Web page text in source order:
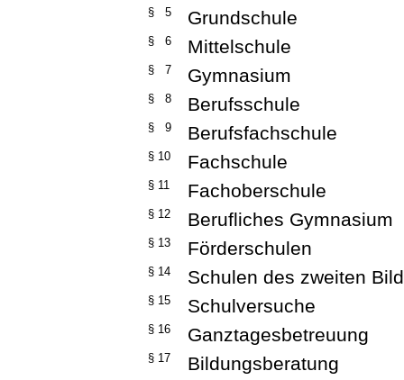
§ 5 Grundschule
§ 6 Mittelschule
§ 7 Gymnasium
§ 8 Berufsschule
§ 9 Berufsfachschule
§ 10 Fachschule
§ 11 Fachoberschule
§ 12 Berufliches Gymnasium
§ 13 Förderschulen
§ 14 Schulen des zweiten
§ 15 Schulversuche
§ 16 Ganztagesbetreuung
§ 17
Bildungsberatung